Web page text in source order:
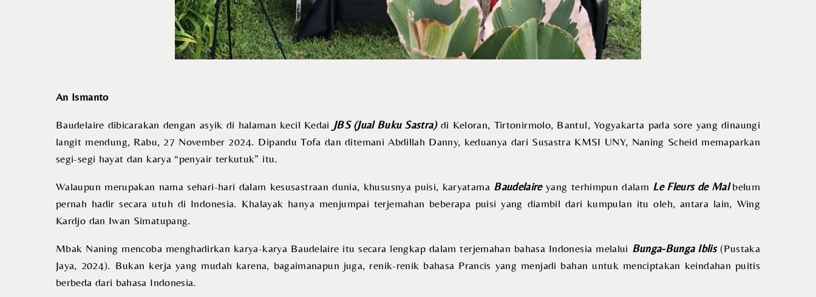
An Ismanto
Baudelaire dibicarakan dengan asyik di halaman kecil Kedai JBS(Jual Buku Sastra)di Keloran, Tirtonirmolo, Bantul, Yogyakarta pada sore yang dinaungi
langit mendung, Rabu, 27 November 2024. Dipandu Tofa dan ditemani Abdillah Danny, keduanya dari Susastra KMSI UNY, Naning Scheid memaparkan
segi-segi hayat dan karya “penyair terkutuk” itu.
Walaupun merupakan nama sehari-hari dalam kesusastraan dunia, khususnya puisi, karyatama Baudelaireyang terhimpun dalam Le Fleurs de Malbelum
pernah hadir secara utuh di Indonesia. Khalayak hanya menjumpai terjemahan beberapa puisi yang diambil dari kumpulan itu oleh, antara lain, Wing
Kardjo dan Iwan Simatupang.
Mbak Naning mencoba menghadirkan karya-karya Baudelaire itu secara lengkap dalam terjemahan bahasa Indonesia melalui Bunga-Bunga Iblis(Pustaka
Jaya, 2024). Bukan kerja yang mudah karena, bagaimanapun juga, renik-renik bahasa Prancis yang menjadi bahan untuk menciptakan keindahan puitis
berbeda dari bahasa Indonesia.